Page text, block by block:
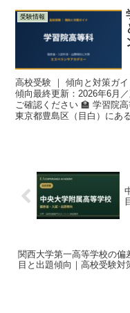
受験情報
高校受験 ｜ 傾向と対策ガ
傾向最終更新：2026年6月
ご確認ください 🏫 学習院
東京都豊島区（目白）にあ
関西大学第一高等学校の偏
目と出題傾向｜高校受験対